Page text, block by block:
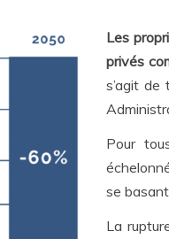
Les
privés
s’agit de
Pour
se
La